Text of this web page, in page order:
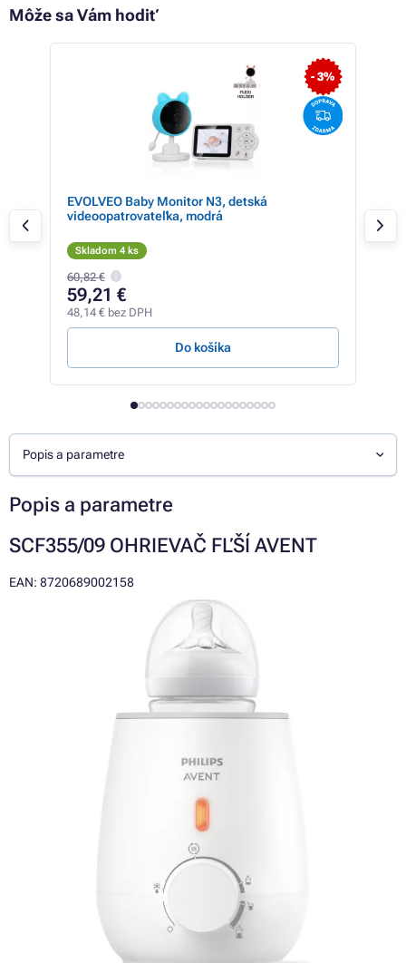
Môže sa Vám hodiť
- 3%
EVOLVEO Baby Monitor N3, detská
videoopatrovateľka, modrá
Skladom 4 ks
60,82 €
59,21 €
48,14 € bez DPH
Do košíka
Popis a parametre
Popis a parametre
SCF355/09 OHRIEVAČ FĽŠÍ AVENT
EAN: 8720689002158